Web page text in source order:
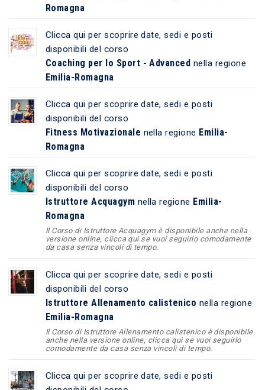
Romagna
Clicca qui per scoprire date, sedi e posti
disponibili del corso
Coaching per lo Sport - Advanced nella regione
Emilia-Romagna
Clicca qui per scoprire date, sedi e posti
disponibili del corso
Fitness Motivazionale nella regione Emilia-
Romagna
Clicca qui per scoprire date, sedi e posti
disponibili del corso
Istruttore Acquagym nella regione Emilia-
Romagna
Il Corso di Istruttore Acquagym è disponibile anche nella
versione online, clicca qui se vuoi seguirlo comodamente
da casa senza vincoli di tempo.
Clicca qui per scoprire date, sedi e posti
disponibili del corso
Istruttore Allenamento calistenico nella regione
Emilia-Romagna
Il Corso di Istruttore Allenamento calistenico è disponibile
anche nella versione online, clicca qui se vuoi seguirlo
comodamente da casa senza vincoli di tempo.
Clicca qui per scoprire date, sedi e posti